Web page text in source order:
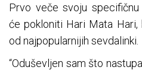
Prvo veče svoju
će pokloniti Hari Mata
od najpopularnijih sevdalinki.
“Oduševljen sam što